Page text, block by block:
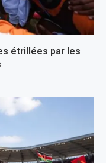
étrillées par les